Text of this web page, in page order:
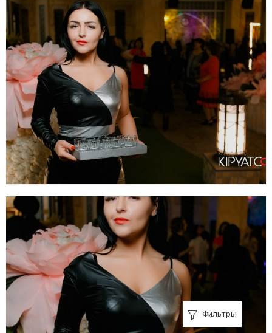
Фильтры